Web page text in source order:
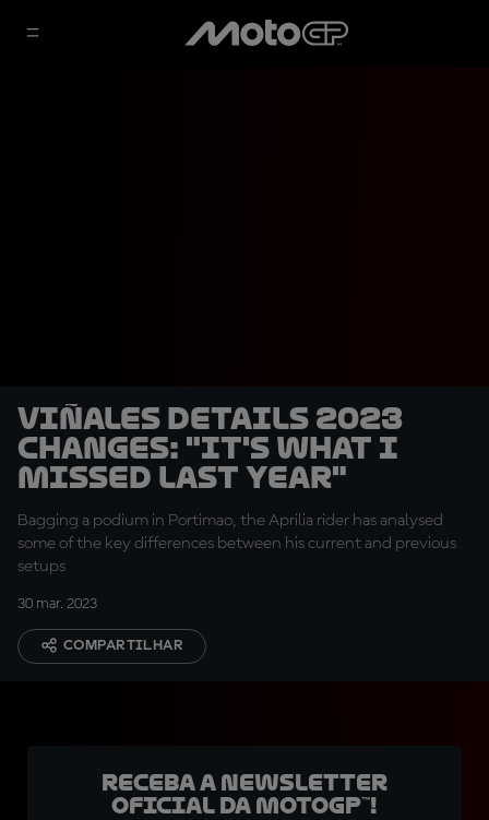
Viñales details 2023
changes: "It's what I
missed last year"
Bagging a podium in Portimao, the Aprilia rider has analysed
some of the key differences between his current and previous
setups
30 mar. 2023
COMPARTILHAR
Receba a newsletter
oficial da MotoGP™!